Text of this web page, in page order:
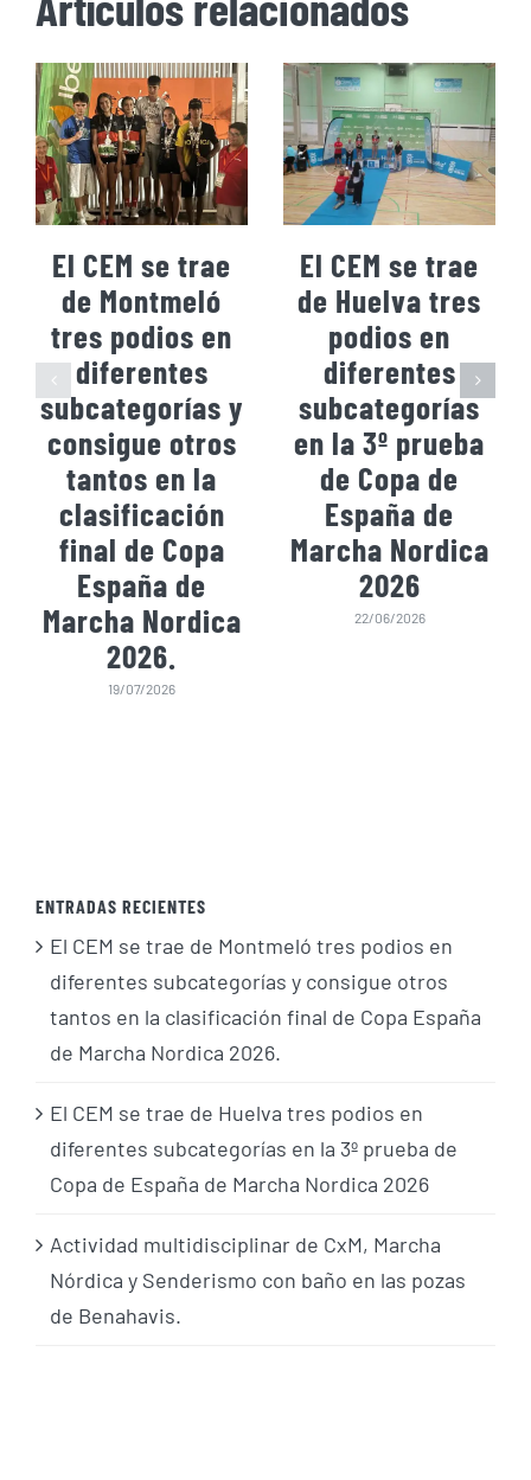
El CEM se trae
de Montmeló
tres podios en
diferentes
subcategorías y
consigue otros
tantos en la
clasificación
final de Copa
España de
Marcha Nordica
2026.
19/07/2026
El CEM se trae
de Huelva tres
podios en
diferentes
subcategorías
en la 3º prueba
de Copa de
España de
Marcha Nordica
2026
22/06/2026
ENTRADAS RECIENTES
El CEM se trae de Montmeló tres podios en
diferentes subcategorías y consigue otros
tantos en la clasificación final de Copa España
de Marcha Nordica 2026.
El CEM se trae de Huelva tres podios en
diferentes subcategorías en la 3º prueba de
Copa de España de Marcha Nordica 2026
Actividad multidisciplinar de CxM, Marcha
Nórdica y Senderismo con baño en las pozas
de Benahavis.